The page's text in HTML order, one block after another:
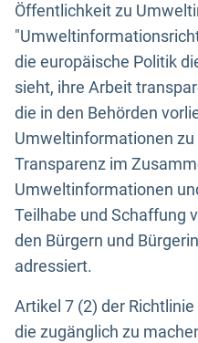
Öffentlichkeit zu
die europäische Politik
sieht, ihre Arbeit
die in den Behörden
Umweltinformationen
Transparenz im
Umweltinformationen
Teilhabe und Schaffung
den Bürgern und
adressiert.
Artikel 7 (2) der
die zugänglich zu